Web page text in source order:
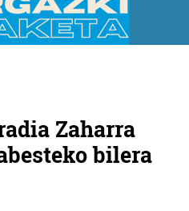
Zaharra
bilera